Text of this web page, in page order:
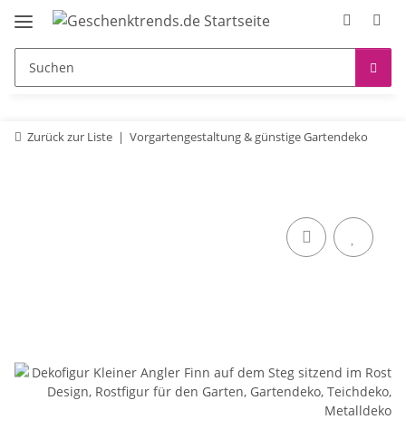
Zurück zur Liste Vorgartengestaltung & günstige Gartendeko